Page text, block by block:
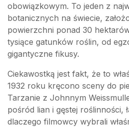
obowiązkowym. To jeden z
botanicznych na świecie,
powierzchni ponad 30
tysiące gatunków roślin, od
gigantyczne fikusy.
Ciekawostką jest fakt, że to
1932 roku kręcono sceny do
Tarzanie z Johnnym
pośród lian i gęstej roślinności,
dlaczego filmowcy wybrali